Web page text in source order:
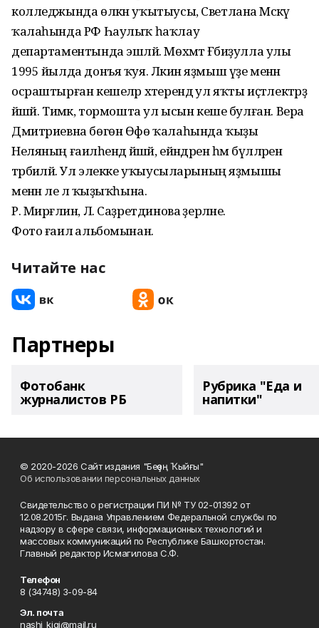
колледжында өлкән уҡытыусы, Светлана Мәскәү
ҡалаһында РФ Һаулыҡ һаҡлау
департаментында эшләй. Мөхәмәт Ғәбиҙулла улы
1995 йылда донъя ҡуя. Ләкин яҙмыш үҙе менән
осраштырған кешеләр хәтерендә ул яҡты иҫтәлектәрҙә
йәшәй. Тимәк, тормошта ул ысын кеше булған. Вера
Дмитриевна бөгөн Өфө ҡалаһында ҡыҙы
Неляның ғаиләһендә йәшәй, ейәндәрен һәм бүләләрен
тәрбиәләй. Ул элекке уҡыусыларының яҙмышы
менән әле лә ҡыҙыҡһына.
Р. Мирғәлин, Л. Саҙретдинова әҙерләне.
Фото ғаилә альбомынан.
Читайте нас
Партнеры
Фотобанк
журналистов РБ
Рубрика "Еда и
напитки"
© 2020-2026 Сайт издания "Беҙҙең Ҡыйғы"
Об использовании персональных данных
Свидетельство о регистрации ПИ № ТУ 02-01392 от
12.08.2015г. Выдана Управлением Федеральной службы по
надзору в сфере связи, информационных технологий и
массовых коммуникаций по Республике Башкортостан.
Главный редактор Исмагилова С.Ф.
Телефон
8 (34748) 3-09-84
Эл. почта
nashi_kigi@mail.ru